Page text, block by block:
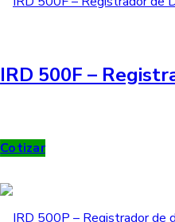
IRD 500F –
Cotizar